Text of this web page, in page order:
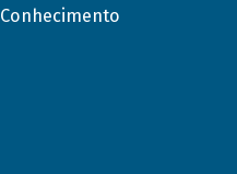
Conhecimento